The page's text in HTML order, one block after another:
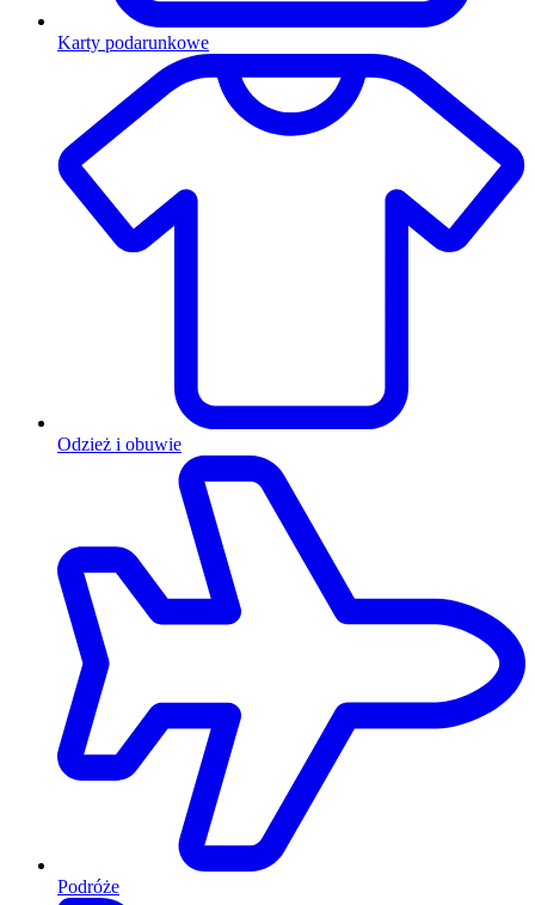
Karty podarunkowe
Odzież i obuwie
Podróże